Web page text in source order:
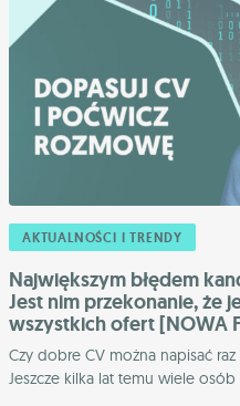
AKTUALNOŚCI I TRENDY
Największym błędem
Jest nim przekonanie, że
wszystkich ofert [NOWA
Czy dobre CV można napisać
Jeszcze kilka lat temu wiele osób